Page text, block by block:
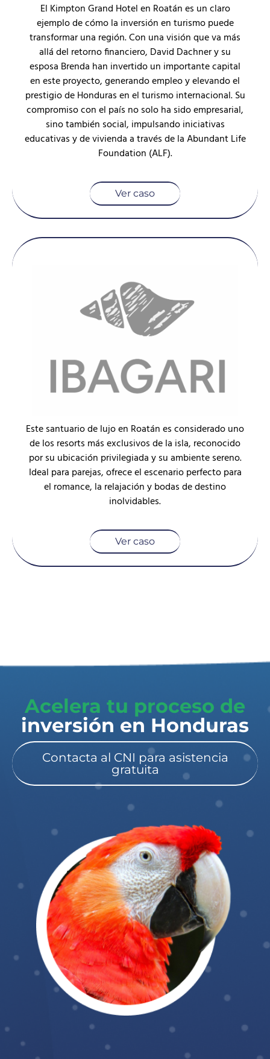
El Kimpton Grand Hotel en Roatán es un claro
ejemplo de cómo la inversión en turismo puede
transformar una región. Con una visión que va más
allá del retorno financiero, David Dachner y su
esposa Brenda han invertido un importante capital
en este proyecto, generando empleo y elevando el
prestigio de Honduras en el turismo internacional. Su
compromiso con el país no solo ha sido empresarial,
sino también social, impulsando iniciativas
educativas y de vivienda a través de la Abundant Life
Foundation (ALF).
Ver caso
Este santuario de lujo en Roatán es considerado uno
de los resorts más exclusivos de la isla, reconocido
por su ubicación privilegiada y su ambiente sereno.
Ideal para parejas, ofrece el escenario perfecto para
el romance, la relajación y bodas de destino
inolvidables.
Ver caso
Acelera tu proceso de
inversión en Honduras​
Contacta al CNI para asistencia
gratuita